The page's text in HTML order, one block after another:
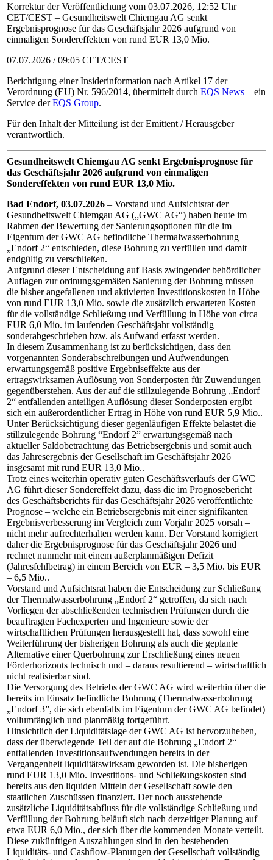
Korrektur der Veröffentlichung vom 03.07.2026, 12:52 Uhr
CET/CEST – Gesundheitswelt Chiemgau AG senkt
Ergebnisprognose für das Geschäftsjahr 2026 aufgrund von
einmaligen Sondereffekten von rund EUR 13,0 Mio.
07.07.2026 / 09:05 CET/CEST
Berichtigung einer Insiderinformation nach Artikel 17 der
Verordnung (EU) Nr. 596/2014, übermittelt durch EQS News – ein
Service derEQS Group.
Für den Inhalt der Mitteilung ist der Emittent / Herausgeber
verantwortlich.
Gesundheitswelt Chiemgau AG senkt Ergebnisprognose für
das Geschäftsjahr 2026 aufgrund von einmaligen
Sondereffekten von rund EUR 13,0 Mio.
Bad Endorf, 03.07.2026 – Vorstand und Aufsichtsrat der
Gesundheitswelt Chiemgau AG („GWC AG“) haben heute im
Rahmen der Bewertung der Sanierungsoptionen für die im
Eigentum der GWC AG befindliche Thermalwasserbohrung
„Endorf 2“ entschieden, diese Bohrung zu verfüllen und damit
endgültig zu verschließen.
Aufgrund dieser Entscheidung auf Basis zwingender behördlicher
Auflagen zur ordnungsgemäßen Sanierung der Bohrung müssen
die bisher angefallenen und aktivierten Investitionskosten in Höhe
von rund EUR 13,0 Mio. sowie die zusätzlich erwarteten Kosten
für die vollständige Schließung und Verfüllung in Höhe von circa
EUR 6,0 Mio. im laufenden Geschäftsjahr vollständig
sonderabgeschrieben bzw. als Aufwand erfasst werden.
In diesem Zusammenhang ist zu berücksichtigen, dass den
vorgenannten Sonderabschreibungen und Aufwendungen
erwartungsgemäß positive Ergebniseffekte aus der
ertragswirksamen Auflösung von Sonderposten für Zuwendungen
gegenüberstehen. Aus der auf die stillzulegende Bohrung „Endorf
2“ entfallenden anteiligen Auflösung dieser Sonderposten ergibt
sich ein außerordentlicher Ertrag in Höhe von rund EUR 5,9 Mio..
Unter Berücksichtigung dieser gegenläufigen Effekte belastet die
stillzulegende Bohrung “Endorf 2” erwartungsgemäß nach
aktueller Saldobetrachtung das Betriebsergebnis und somit auch
das Jahresergebnis der Gesellschaft im Geschäftsjahr 2026
insgesamt mit rund EUR 13,0 Mio..
Trotz eines weiterhin operativ guten Geschäftsverlaufs der GWC
AG führt dieser Sondereffekt dazu, dass die im Prognosebericht
des Geschäftsberichts für das Geschäftsjahr 2026 veröffentlichte
Prognose – welche ein Betriebsergebnis mit einer signifikanten
Ergebnisverbesserung im Vergleich zum Vorjahr 2025 vorsah –
nicht mehr aufrechterhalten werden kann. Der Vorstand korrigiert
daher die Ergebnisprognose für das Geschäftsjahr 2026 und
rechnet nunmehr mit einem außerplanmäßigen Defizit
(Jahresfehlbetrag) in einem Bereich von EUR – 3,5 Mio. bis EUR
– 6,5 Mio..
Vorstand und Aufsichtsrat haben die Entscheidung zur Schließung
der Thermalwasserbohrung „Endorf 2“ getroffen, da sich nach
Vorliegen der abschließenden technischen Prüfungen durch die
beauftragten Fachexperten und Ingenieure sowie der
wirtschaftlichen Prüfungen herausgestellt hat, dass sowohl eine
Weiterführung der bisherigen Bohrung als auch die geplante
Alternative einer Querbohrung zur Erschließung eines neuen
Förderhorizonts technisch und – daraus resultierend – wirtschaftlich
nicht realisierbar sind.
Die Versorgung des Betriebs der GWC AG wird weiterhin über die
bereits im Einsatz befindliche Bohrung (Thermalwasserbohrung
„Endorf 3”, die sich ebenfalls im Eigentum der GWC AG befindet)
vollumfänglich und planmäßig fortgeführt.
Hinsichtlich der Liquiditätslage der GWC AG ist hervorzuheben,
dass der überwiegende Teil der auf die Bohrung „Endorf 2“
entfallenden Investitionsaufwendungen bereits in der
Vergangenheit liquiditätswirksam geworden ist. Die bisherigen
rund EUR 13,0 Mio. Investitions- und Schließungskosten sind
bereits aus den liquiden Mitteln der Gesellschaft sowie den
staatlichen Zuschüssen finanziert. Der noch ausstehende
zusätzliche Liquiditätsabfluss für die vollständige Schließung und
Verfüllung der Bohrung beläuft sich nach derzeitiger Planung auf
etwa EUR 6,0 Mio., der sich über die kommenden Monate verteilt.
Diese zukünftigen Auszahlungen sind in den bestehenden
Liquiditäts- und Cashflow-Planungen der Gesellschaft vollständig